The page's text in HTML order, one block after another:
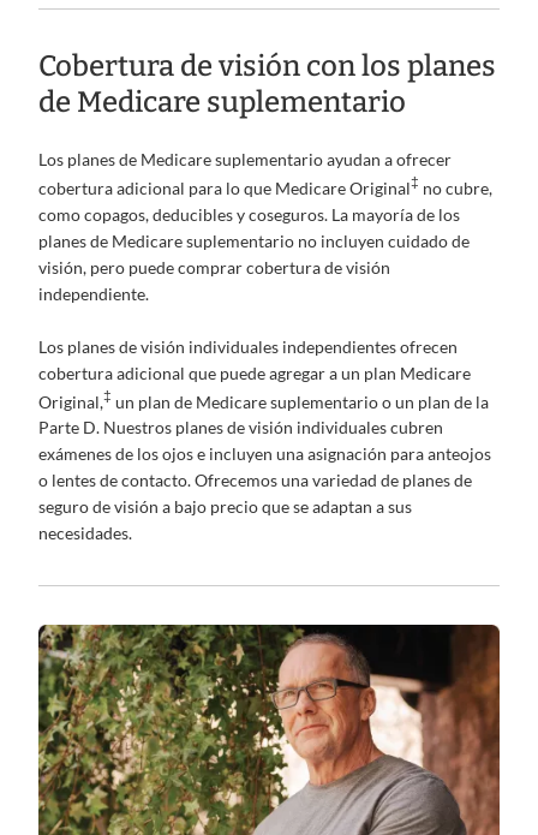
Cobertura de visión con los planes
de Medicare suplementario
Los planes de Medicare suplementario ayudan a ofrecer
cobertura adicional para lo que Medicare Original‡ no cubre,
como copagos, deducibles y coseguros. La mayoría de los
planes de Medicare suplementario no incluyen cuidado de
visión, pero puede comprar cobertura de visión
independiente.
Los planes de visión individuales independientes ofrecen
cobertura adicional que puede agregar a un plan Medicare
Original, ‡ un plan de Medicare suplementario o un plan de la
Parte D. Nuestros planes de visión individuales cubren
exámenes de los ojos e incluyen una asignación para anteojos
o lentes de contacto. Ofrecemos una variedad de planes de
seguro de visión a bajo precio que se adaptan a sus
necesidades.